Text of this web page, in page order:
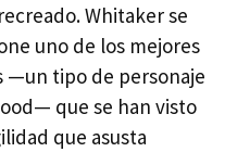
Whitaker se
uno de los mejores
—un tipo de personaje
que se han visto
que asusta